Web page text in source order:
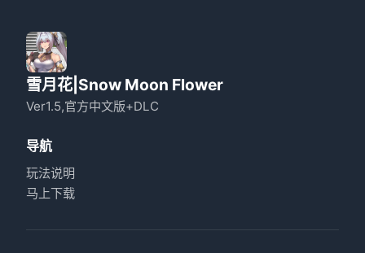
雪月花|Snow Moon Flower
Ver1.5,官方中文版+DLC
导航
玩法说明
马上下载